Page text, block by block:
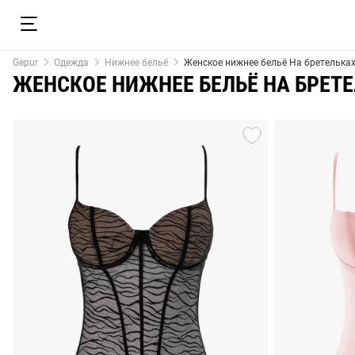
Gepur Одежда Нижнее бельё Женское нижнее бельё На бретельках
ЖЕНСКОЕ НИЖНЕЕ БЕЛЬЁ НА